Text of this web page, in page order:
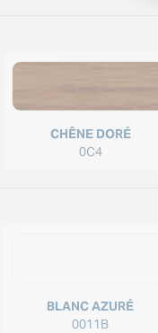
CHÊNE DORÉ
0C4
BLANC AZURÉ
0011B